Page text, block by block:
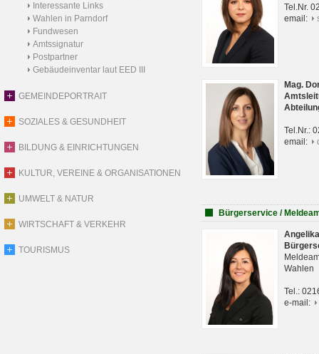
Interessante Links
Wahlen in Parndorf
Fundwesen
Amtssignatur
Postpartner
Gebäudeinventar laut EED III
GEMEINDEPORTRAIT
SOZIALES & GESUNDHEIT
BILDUNG & EINRICHTUNGEN
KULTUR, VEREINE & ORGANISATIONEN
UMWELT & NATUR
WIRTSCHAFT & VERKEHR
TOURISMUS
Tel.Nr.
email:
Mag.
Tel.Nr.:
email:
Bürgerservice /
Wahlen
Tel.:
e-mail: